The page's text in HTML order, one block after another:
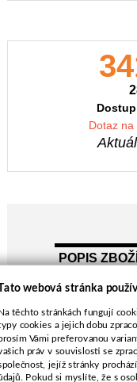
Dotaz
POPIS
délka-480
rozteč-54,0
průměr
webová stránka
těchto stránkách fungují
cookies a jejich dobu
Vámi preferovanou
práv v souvislosti se
jejíž stránky
Pokud si myslíte, že s